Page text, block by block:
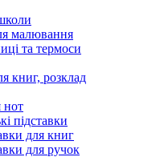
малювання
та термоси
книг, розклад
нот
підставки
для книг
для ручок